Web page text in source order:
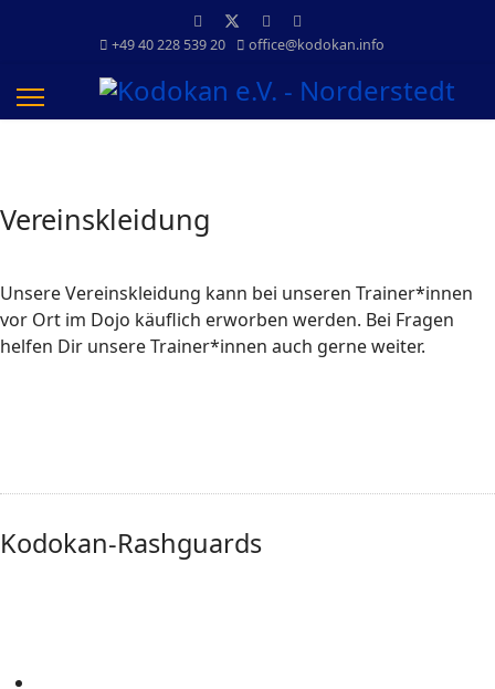
+49 40 228 539 20 office@kodokan.info
Vereinskleidung
Unsere Vereinskleidung kann bei unseren Trainer*innen
vor Ort im Dojo käuflich erworben werden. Bei Fragen
helfen Dir unsere Trainer*innen auch gerne weiter.
Kodokan-Rashguards